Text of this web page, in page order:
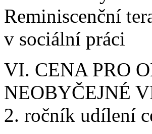
Reminiscenční
v sociální práci
VI. CENA PRO
NEOBYČEJNÉ
2. ročník udílení